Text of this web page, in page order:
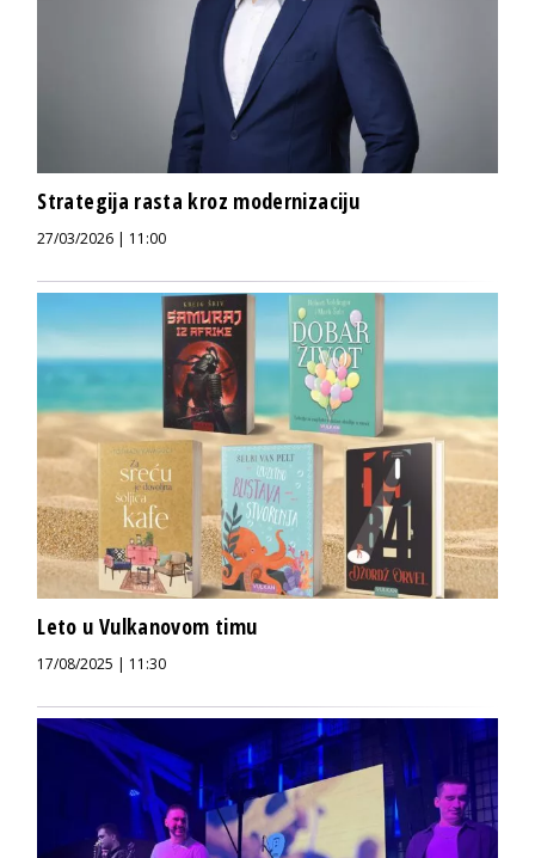
Strategija rasta kroz modernizaciju
27/03/2026 | 11:00
Leto u Vulkanovom timu
17/08/2025 | 11:30